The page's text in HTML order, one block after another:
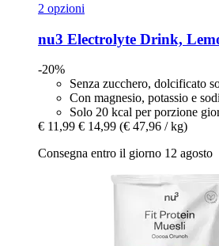
2 opzioni
nu3 Electrolyte Drink,
-20%
Senza zucchero, dolcificato
Con magnesio, potassio e
Solo 20 kcal per porzione
€ 11,99 € 14,99 (€ 47,96 / kg)
Consegna entro il giorno 12 agosto